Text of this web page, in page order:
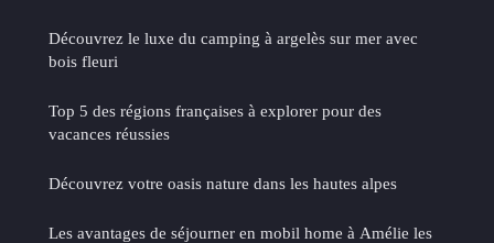
Découvrez le luxe du camping à argelès sur mer avec
bois fleuri
Top 5 des régions françaises à explorer pour des
vacances réussies
Découvrez votre oasis nature dans les hautes alpes
Les avantages de séjourner en mobil home à Amélie les